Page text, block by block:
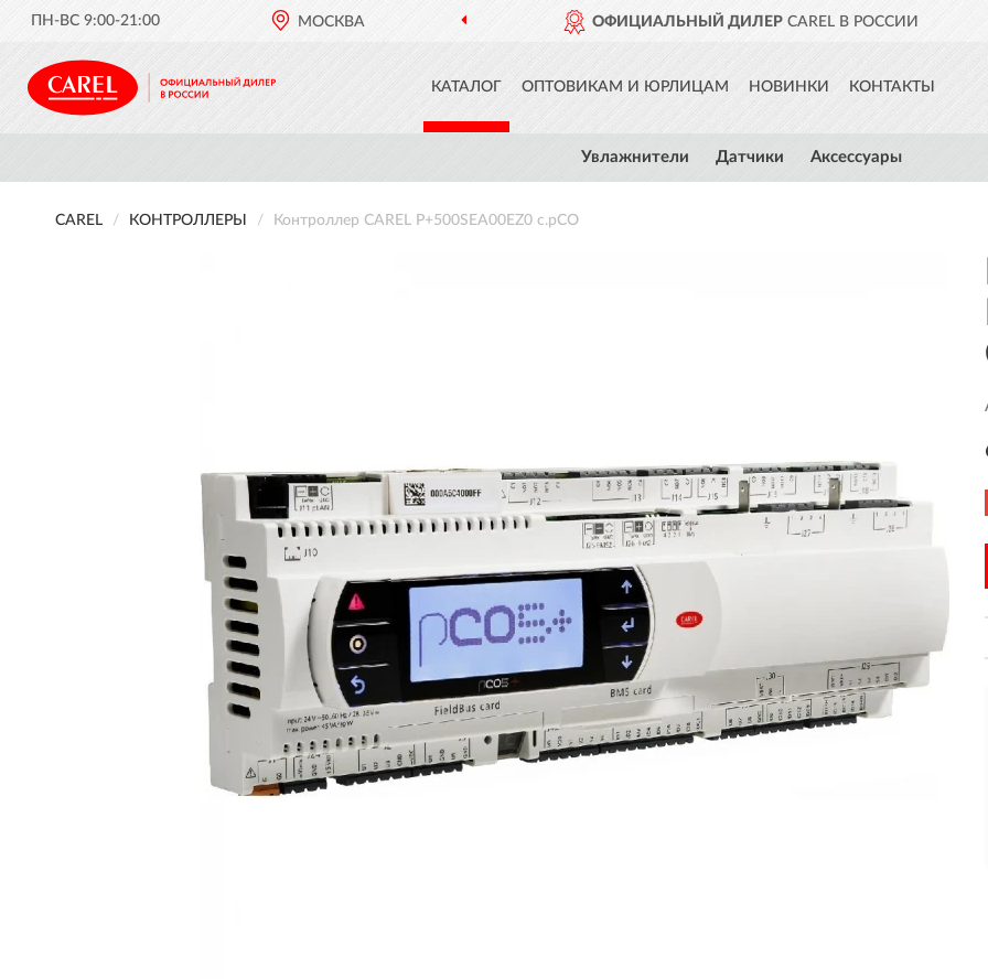
ПН-ВС 9:00-21:00 МОСКВА ОФИЦИАЛЬНЫЙ ДИЛЕРCAREL В РОССИИ
КАТАЛОГ ОПТОВИКАМ И ЮРЛИЦАМ НОВИНКИ КОНТАКТЫ
Увлажнители Датчики Аксессуары
CAREL КОНТРОЛЛЕРЫ Контроллер CAREL P+500SEA00EZ0 c.pCO